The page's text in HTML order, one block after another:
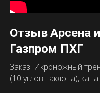
Отзыв Арсена
Газпром ПХГ
Заказ: Икроножный
(10 углов наклона),